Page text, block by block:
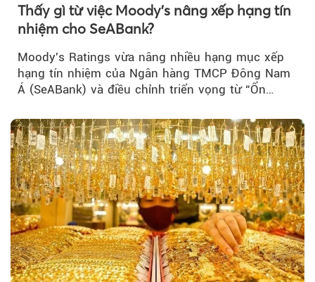
Thấy gì từ việc Moody's nâng xếp hạng tín
nhiệm cho SeABank?
Moody's Ratings vừa nâng nhiều hạng mục xếp
hạng tín nhiệm của Ngân hàng TMCP Đông Nam
Á (SeABank) và điều chỉnh triển vọng từ “Ổn